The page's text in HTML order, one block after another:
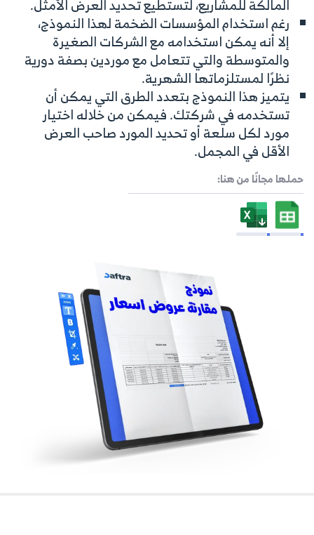
اتصل بنا
EN
المالكة للمشاريع، لتستطيع تحديد العرض الأمثل.
رغم استخدام المؤسسات الضخمة لهذا النموذج،
إلا أنه يمكن استخدامه مع الشركات الصغيرة
والمتوسطة والتي تتعامل مع موردين بصفة دورية
نظرًا لمستلزماتها الشهرية.
يتميز هذا النموذج بتعدد الطرق التي يمكن أن
تستخدمه في شركتك. فيمكن من خلاله اختيار
مورد لكل سلعة أو تحديد المورد صاحب العرض
الأقل في المجمل.
حملها مجانًا من هنا: